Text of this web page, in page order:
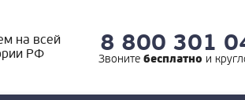
на всей
РФ
8 800 301
Звонитебесплатно и